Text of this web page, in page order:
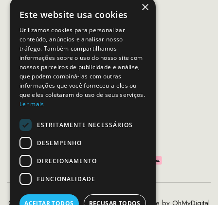
apoiocliente@mcs.com.pt
Horário de contacto:
Dias úteis das 10h as 19h
SEGUE-NOS
PAGAMENTOS SEGUROS
©2020 - 2026 MCS - Mob Crew Store | Made by OhMyDigital
×
Este website usa cookies
Utilizamos cookies para personalizar
conteúdo, anúncios e analisar nosso
tráfego. Também compartilhamos
informações sobre o uso do nosso site com
nossos parceiros de publicidade e análise,
que podem combiná-las com outras
informações que você forneceu a eles ou
que eles coletaram do uso de seus serviços.
Ler mais
ESTRITAMENTE NECESSÁRIOS
DESEMPENHO
DIRECIONAMENTO
FUNCIONALIDADE
ACEITAR TODOS RECUSAR TODOS